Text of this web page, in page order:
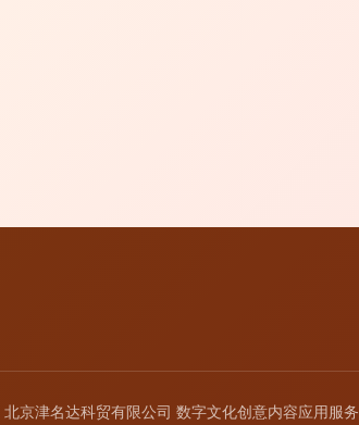
北京津名达科贸有限公司 数字文化创意内容应用服务